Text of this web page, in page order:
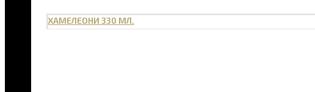
ХАМЕЛЕОНИ 330 МЛ.